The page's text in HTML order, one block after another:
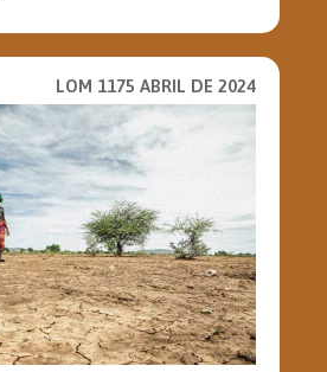
LOM 1175 ABRIL DE 2024